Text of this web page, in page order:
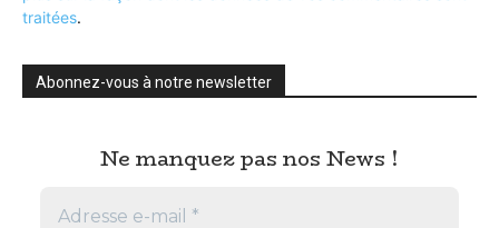
traitées.
Abonnez-vous à notre newsletter
Ne manquez pas nos News !